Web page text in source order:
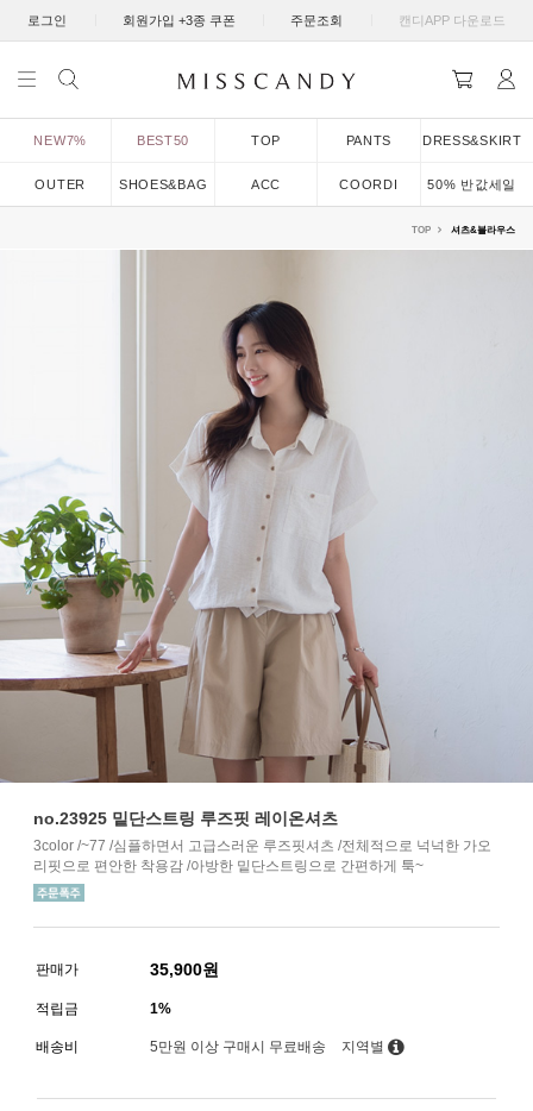
로그인 회원가입 +3종 쿠폰 주문조회 캔디APP 다운로드
NEW7% BEST50 TOP PANTS DRESS&SKIRT
OUTER SHOES&BAG ACC COORDI 50% 반값세일
TOP 셔츠&블라우스
no.23925 밑단스트링 루즈핏 레이온셔츠
3color /~77 /심플하면서 고급스러운 루즈핏셔츠 /전체적으로 넉넉한 가오
리핏으로 편안한 착용감 /아방한 밑단스트링으로 간편하게 툭~
판매가 35,900원
적립금 1%
배송비 5만원 이상 구매시 무료배송 지역별